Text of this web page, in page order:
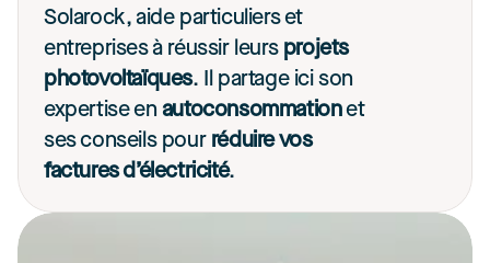
Solarock, aide particuliers et
entreprises à réussir leurs projets
photovoltaïques. Il partage ici son
expertise en autoconsommation et
ses conseils pour réduire vos
factures d’électricité.